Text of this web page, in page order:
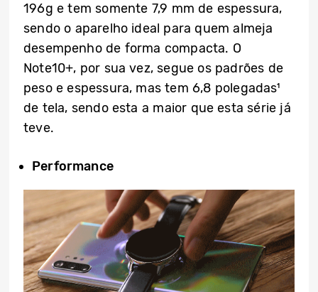
196g e tem somente 7,9 mm de espessura,
sendo o aparelho ideal para quem almeja
desempenho de forma compacta. O
Note10+, por sua vez, segue os padrões de
peso e espessura, mas tem 6,8 polegadas¹
de tela, sendo esta a maior que esta série já
teve.
Performance